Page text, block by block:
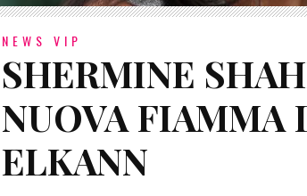
NEWS VIP
SHERMINE
NUOVA FIAMMA
ELKANN